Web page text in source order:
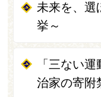
未来を、選
挙～
「三ない
治家の寄附